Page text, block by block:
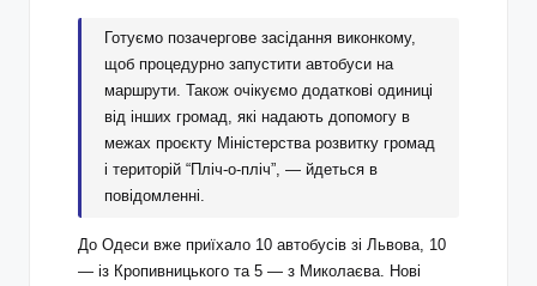
Готуємо позачергове засідання виконкому,
щоб процедурно запустити автобуси на
маршрути. Також очікуємо додаткові одиниці
від інших громад, які надають допомогу в
межах проєкту Міністерства розвитку громад
і територій “Пліч-о-пліч”, — йдеться в
повідомленні.
До Одеси вже приїхало 10 автобусів зі Львова, 10
— із Кропивницького та 5 — з Миколаєва. Нові